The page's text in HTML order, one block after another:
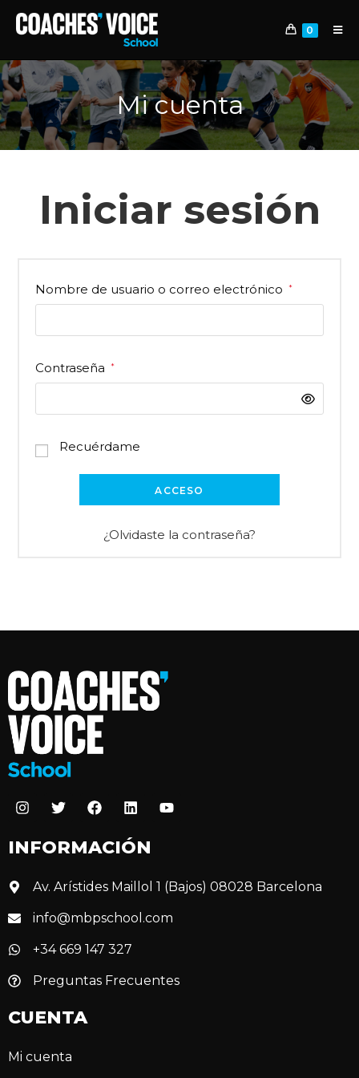
0
Mi cuenta
Iniciar sesión
Nombre de usuario o correo electrónico *
Contraseña *
Recuérdame
ACCESO
¿Olvidaste la contraseña?
INFORMACIÓN
Av. Arístides Maillol 1 (Bajos) 08028 Barcelona
info@mbpschool.com
+34 669 147 327
Preguntas Frecuentes
CUENTA
Mi cuenta